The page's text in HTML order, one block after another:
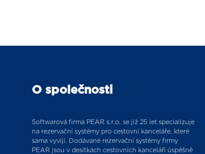
O společnosti
Softwarová firma PEAR s.r.o. se již 25 let specializuje
na rezervační systémy pro cestovní kanceláře, které
sama vyvíjí. Dodávané rezervační systémy firmy
PEAR jsou v desítkách cestovních kanceláří úspěšně